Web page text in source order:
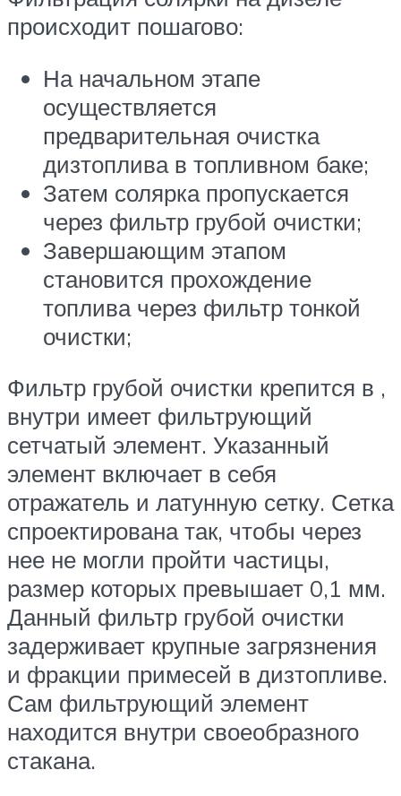
происходит пошагово:
На начальном этапе
осуществляется
предварительная очистка
дизтоплива в топливном баке;
Затем солярка пропускается
через фильтр грубой очистки;
Завершающим этапом
становится прохождение
топлива через фильтр тонкой
очистки;
Фильтр грубой очистки крепится в ,
внутри имеет фильтрующий
сетчатый элемент. Указанный
элемент включает в себя
отражатель и латунную сетку. Сетка
спроектирована так, чтобы через
нее не могли пройти частицы,
размер которых превышает 0,1 мм.
Данный фильтр грубой очистки
задерживает крупные загрязнения
и фракции примесей в дизтопливе.
Сам фильтрующий элемент
находится внутри своеобразного
стакана.